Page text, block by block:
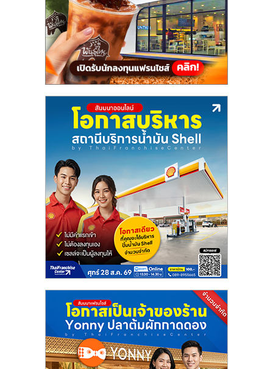
ไชส์,
รวม
แฟ
ไชส์
ขาย
แฟ
ไชส์
แฟ